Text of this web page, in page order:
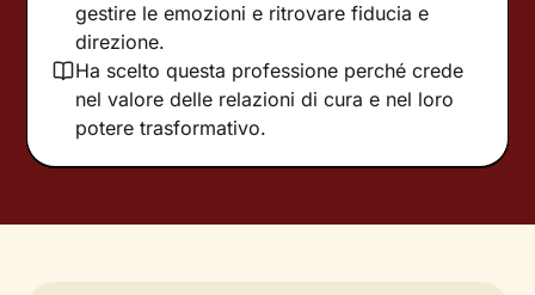
gestire le emozioni e ritrovare fiducia e
direzione.
Ha scelto questa professione perché crede
nel valore delle relazioni di cura e nel loro
potere trasformativo.